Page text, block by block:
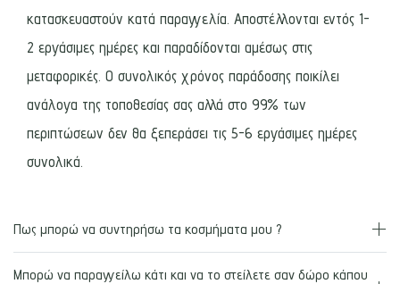
κατασκευαστούν κατά παραγγελία. Αποστέλλονται εντός 1-
2 εργάσιμες ημέρες και παραδίδονται αμέσως στις
μεταφορικές. Ο συνολικός χρόνος παράδοσης ποικίλει
ανάλογα της τοποθεσίας σας αλλά στο 99% των
περιπτώσεων δεν θα ξεπεράσει τις 5-6 εργάσιμες ημέρες
συνολικά.
Πως μπορώ να συντηρήσω τα κοσμήματα μου ?
Μπορώ να παραγγείλω κάτι και να το στείλετε σαν δώρο κάπου